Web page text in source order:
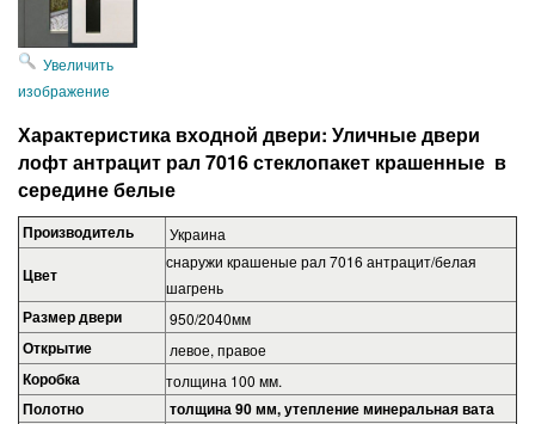
Увеличить
изображение
Характеристика входной двери: Уличные двери
лофт антрацит рал 7016стеклопакет крашенные в
середине белые
Производитель Украина
Цвет
снаружи крашеные рал 7016 антрацит/белая
шагрень
Размер двери 950/2040мм
Открытие левое, правое
Коробка толщина 100 мм.
Полотно
толщина 90 мм, утепление минеральная вата